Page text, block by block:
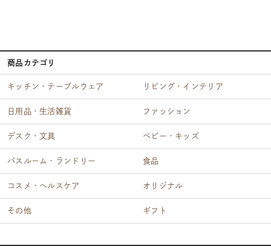
商品カテゴリ
キッチン・テーブルウェア リビング・インテリア
日用品・生活雑貨 ファッション
デスク・文具 ベビー・キッズ
バスルーム・ランドリー 食品
コスメ・ヘルスケア オリジナル
その他 ギフト